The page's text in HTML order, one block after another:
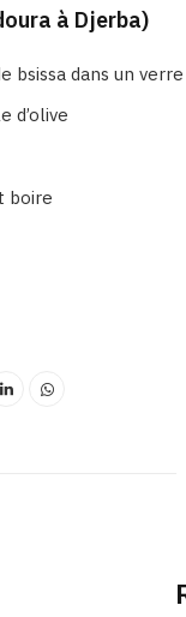
à Djerba)
bsissa dans un verre
d’olive
boire